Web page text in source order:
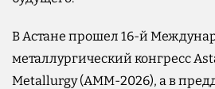
В Астане прошел 16-й
металлургический конгресс
Metallurgy (AMM-2026), а в